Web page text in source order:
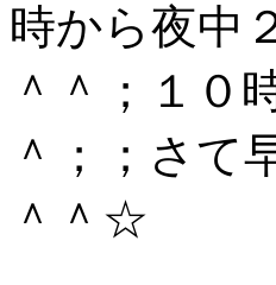
時から夜中
＾＾；１０
＾；；さて
＾＾☆